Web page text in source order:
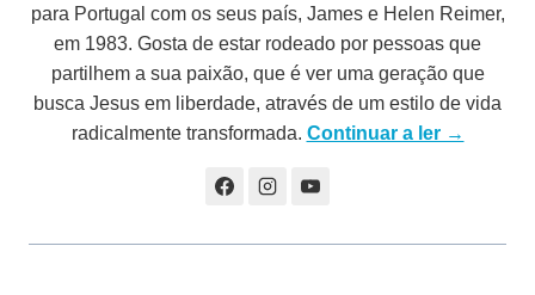
para Portugal com os seus país, James e Helen Reimer,
em 1983. Gosta de estar rodeado por pessoas que
partilhem a sua paixão, que é ver uma geração que
busca Jesus em liberdade, através de um estilo de vida
radicalmente transformada. Continuar a ler →